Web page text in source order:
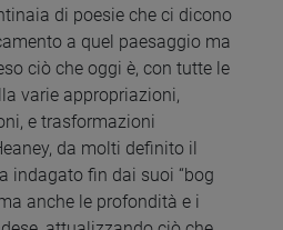
di poesie che ci dicono
a quel paesaggio ma
ciò che oggi è, con tutte le
varie appropriazioni,
e trasformazioni
da molti definito il
indagato fin dai suoi “bog
anche le profondità e i